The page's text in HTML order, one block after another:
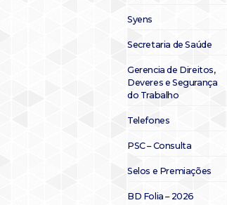
Syens
Secretaria de Saúde
Gerencia de Direitos,
Deveres e Segurança
do Trabalho
Telefones
PSC – Consulta
Selos e Premiações
BD Folia – 2026